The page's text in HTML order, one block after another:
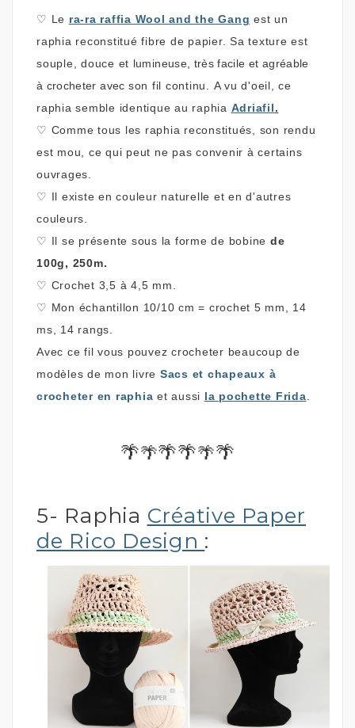
♡ Le ra-ra raffia Wool and the Gang est un
raphia reconstitué fibre de papier. Sa texture est
souple, douce et lumineuse, très facile et agréable
à crocheteravec son fil continu. A vu d'oeil, ce
raphia semble identique au raphia Adriafil.
♡ Comme tous les raphia reconstitués, son rendu
est mou, ce qui peut ne pas convenir à certains
ouvrages.
♡ Il existe en couleur naturelle et en d'autres
couleurs.
♡ Il se présente sous la forme de bobine de
100g, 250m.
♡ Crochet 3,5 à 4,5 mm.
♡ Mon échantillon 10/10 cm = crochet 5 mm, 14
ms, 14 rangs.
Avec ce fil vous pouvez crocheter beaucoup de
modèles de mon livre Sacs et chapeaux à
crocheter en raphia et aussi la pochette Frida
🌴🌴🌴🌴🌴🌴
5- Raphia Créative Paper
de Rico Design :